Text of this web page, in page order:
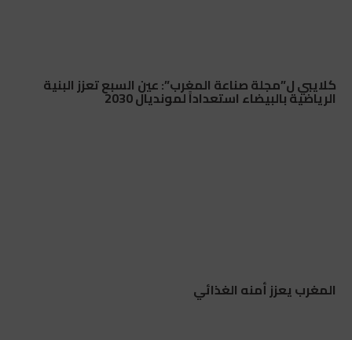
كلايبي ل”مجلة صناعة المغرب”: عين السبع تعزز البنية
الرياضية بالبيضاء استعداداً لمونديال 2030
المغرب يعزز أمنه الغذائي